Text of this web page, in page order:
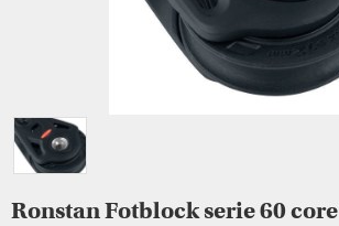
Ronstan Fotblock serie 60 core